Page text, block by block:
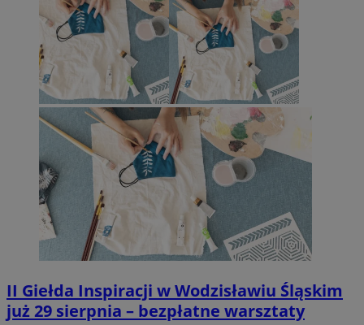
II Giełda Inspiracji w Wodzisławiu Śląskim
już 29 sierpnia – bezpłatne warsztaty